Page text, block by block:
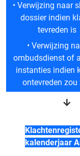
• Verwijzing naar
dossier indien
tevreden is
• Verwijzing
ombudsdienst of
instanties indien
ontevreden zou
kalenderjaar